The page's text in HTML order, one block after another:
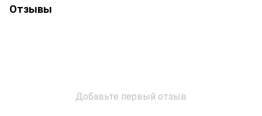
Отзывы
Добавьте первый отзыв